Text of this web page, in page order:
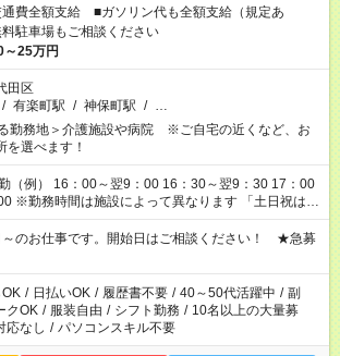
通費全額支給 ■ガソリン代も全額支給（規定あ
駐車場もご相談ください
～25万円
田区
/ 有楽町駅 / 神保町駅 / …
勤務地＞介護施設や病院 ※ご自宅の近くなど、お
を選べます！
（例） 16：00～翌9：00 16：30～翌9：30 17：00
勤務時間は施設によって異なります 「土日祝は休
しっかり稼ぎたい」 「もう少し遅い時間から始めた
望にあったお仕事をご案内いたします。 ※未経験
は1～2ヶ月間は日中での仕事を経験いただき、 お
の夜勤になります。 ★家庭の都合でお休みが
も遠慮なくご相談ください。
～のお仕事です。開始日はご相談ください！ ★急募
/ 日払いOK / 履歴書不要 / 40～50代活躍中 / 副
クOK / 服装自由 / シフト勤務 / 10名以上の大量募
応なし / パソコンスキル不要